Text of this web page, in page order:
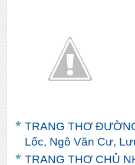
TRANG THƠ
Lốc, Ngô Văn Cư,
TRANG THƠ CHỦ